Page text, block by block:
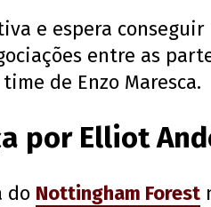
e espera
entre as
de Enzo Maresca.
por Elliot
do Nottingham Forest